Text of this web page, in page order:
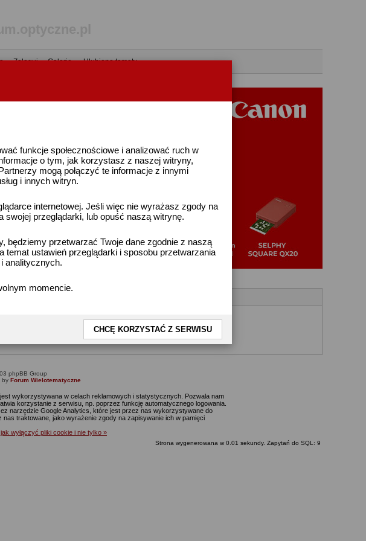
funkcje społecznościowe i analizować ruch w
o tym, jak korzystasz z naszej witryny,
mogą połączyć te informacje z innymi
i innych witryn.
internetowej. Jeśli więc nie wyrażasz zgody na
przeglądarki, lub opuść naszą witrynę.
będziemy przetwarzać Twoje dane zgodnie z naszą
ustawień przeglądarki i sposobu przetwarzania
analitycznych.
momencie.
CHCĘ KORZYSTAĆ Z SERWISU
•Zaloguj•Galerie• Ulubione tematy
do formularza rejestracyjnego.
phpBB Group
by Forum Wielotematyczne
wykorzystywana w celach reklamowych i statystycznych. Pozwala nam
korzystanie z serwisu, np. poprzez funkcję automatycznego logowania.
narzędzie Google Analytics, które jest przez nas wykorzystywane do
traktowane, jako wyrażenie zgody na zapisywanie ich w pamięci
wyłączyć pliki cookie i nie tylko »
Strona wygenerowana w 0.01 sekundy. Zapytań do SQL: 9